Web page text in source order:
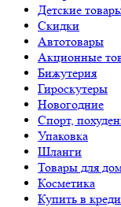
Детские
Cкидки
Автотовары
Акционные
Бижутерия
Гироскутеры
Новогодние
Спорт,
Упаковка
Шланги
Товары для
Косметика
Купить в